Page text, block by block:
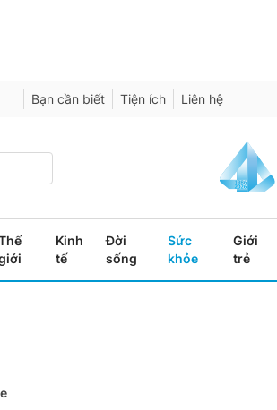
Bạn cần biết Tiện ích Liên hệ
Kinh
tế
Đời
sống
Sức
khỏe
Giới
trẻ